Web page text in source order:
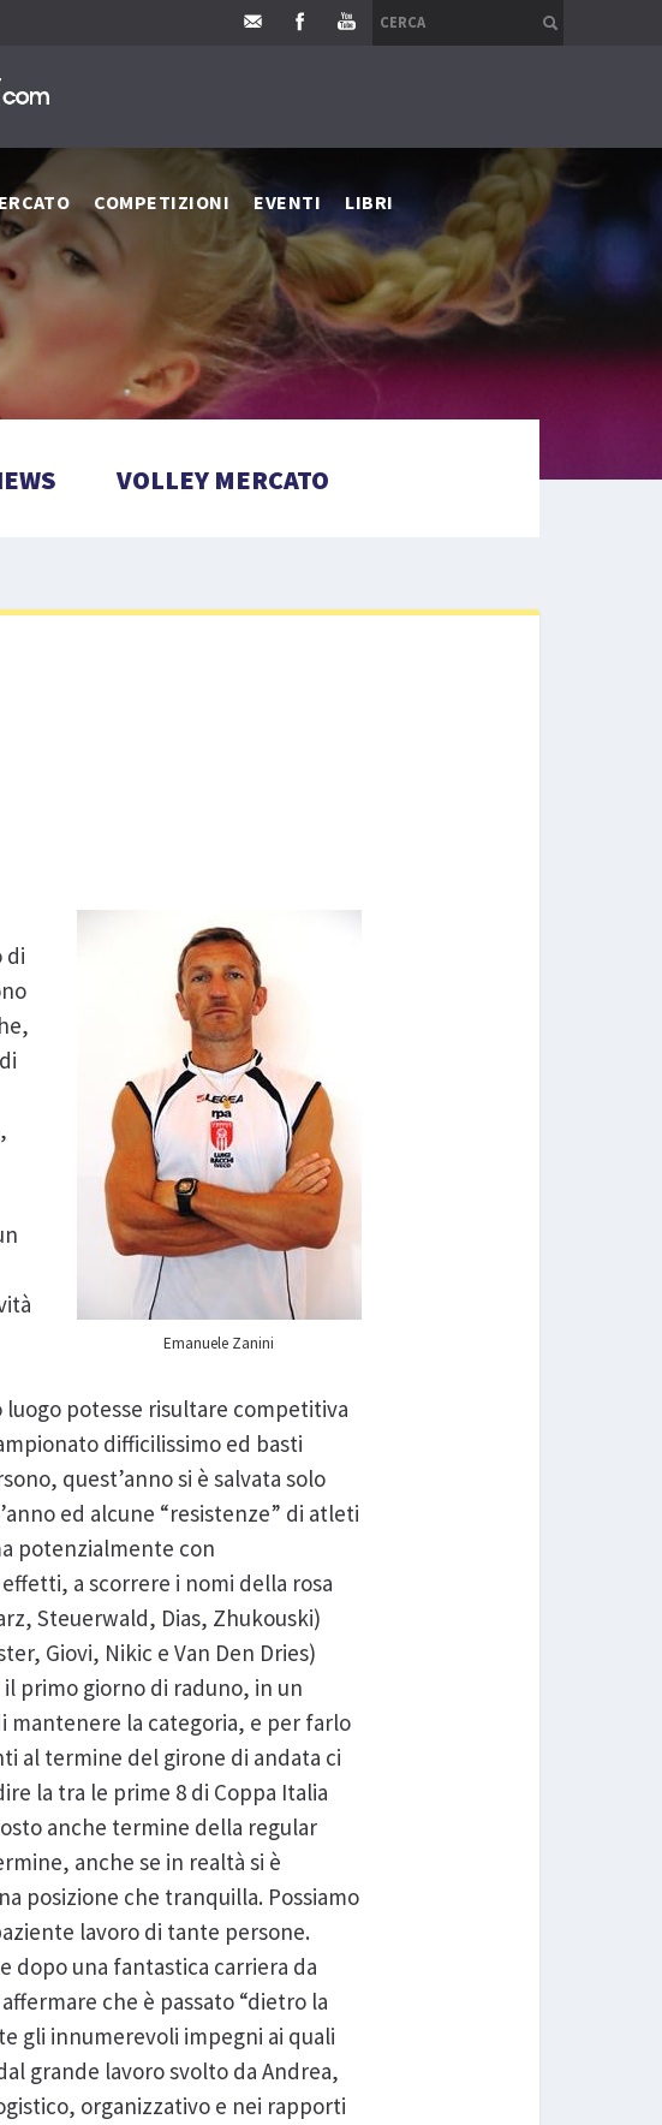
COMPETIZIONI EVENTI LIBRI
VOLLEY MERCATO
Emanuele Zanini
di
potesse risultare competitiva
difficilissimo ed basti
quest’anno si è salvata solo
ed alcune “resistenze” di atleti
potenzialmente con
a scorrere i nomi della rosa
Steuerwald, Dias, Zhukouski)
Giovi, Nikic e Van Den Dries)
primo giorno di raduno, in un
mantenere la categoria, e per farlo
al termine del girone di andata ci
la tra le prime 8 di Coppa Italia
anche termine della regular
anche se in realtà si è
posizione che tranquilla. Possiamo
lavoro di tante persone.
dopo una fantastica carriera da
che è passato “dietro la
gli innumerevoli impegni ai quali
grande lavoro svolto da Andrea,
organizzativo e nei rapporti